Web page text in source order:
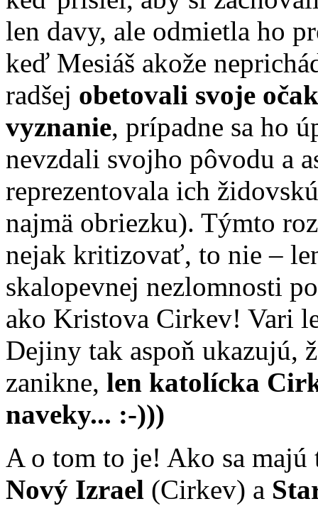
len davy, ale odmietla ho
keď Mesiáš akože
radšej obetovali svoje
vyznanie, prípadne sa ho
nevzdali svojho pôvodu a
reprezentovala ich
najmä obriezku). Týmto
nejak kritizovať, to nie –
skalopevnej nezlomnosti
ako Kristova Cirkev! Vari
Dejiny tak aspoň ukazujú,
zanikne, len katolícka
naveky... :-)))
A o tom to je! Ako sa
Nový Izrael (Cirkev) a